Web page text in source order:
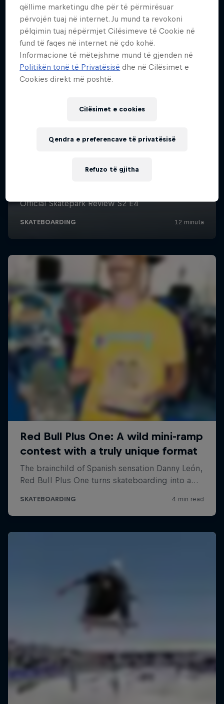
qëllime marketingu dhe për të përmirësuar
përvojën tuaj në internet. Ju mund ta revokoni
pëlqimin tuaj nëpërmjet Cilësimeve të Cookie në
fund të faqes në internet në çdo kohë.
Informacione të mëtejshme mund të gjenden në
Politikën tonë të Privatësisë dhe në Cilësimet e
Cookies direkt më poshtë.
Cilësimet e cookies
Refuzo të gjitha
Qendra e preferencave të privatësisë